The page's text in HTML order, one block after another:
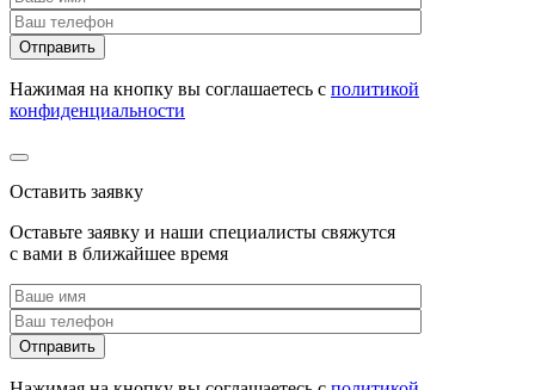
Нажимая на кнопку вы соглашаетесь с политикой
конфиденциальности
Оставить заявку
Оставьте заявку и наши специалисты свяжутся
с вами в ближайшее время